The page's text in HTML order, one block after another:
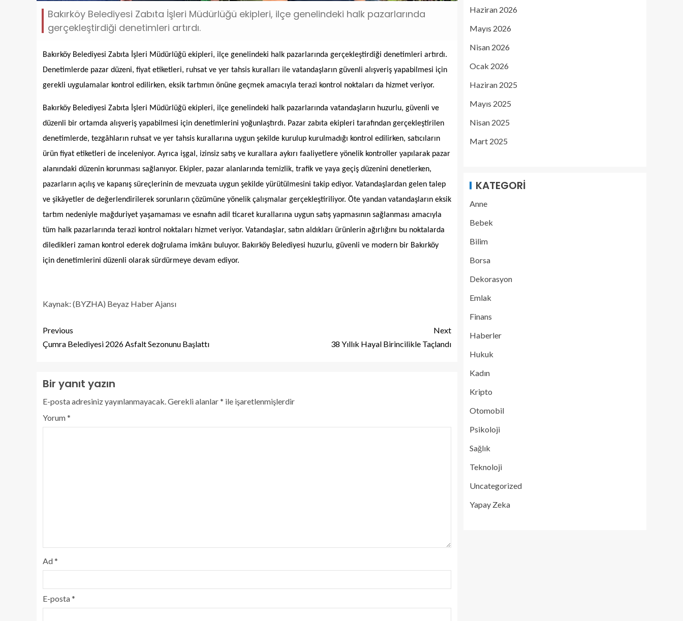
Bakırköy Belediyesi Zabıta İşleri Müdürlüğü ekipleri, ilçe genelindeki halk pazarlarında
gerçekleştirdiği denetimleri artırdı.
Bakırköy Belediyesi Zabıta İşleri Müdürlüğü ekipleri, ilçe genelindeki halk pazarlarında gerçekleştirdiği denetimleri artırdı.
Denetimlerde pazar düzeni, fiyat etiketleri, ruhsat ve yer tahsis kuralları ile vatandaşların güvenli alışveriş yapabilmesi için
gerekli uygulamalar kontrol edilirken, eksik tartımın önüne geçmek amacıyla terazi kontrol noktaları da hizmet veriyor.
Bakırköy Belediyesi Zabıta İşleri Müdürlüğü ekipleri, ilçe genelindeki halk pazarlarında vatandaşların huzurlu, güvenli ve
düzenli bir ortamda alışveriş yapabilmesi için denetimlerini yoğunlaştırdı. Pazar zabıta ekipleri tarafından gerçekleştirilen
denetimlerde, tezgâhların ruhsat ve yer tahsis kurallarına uygun şekilde kurulup kurulmadığı kontrol edilirken, satıcıların
ürün fiyat etiketleri de inceleniyor. Ayrıca işgal, izinsiz satış ve kurallara aykırı faaliyetlere yönelik kontroller yapılarak pazar
alanındaki düzenin korunması sağlanıyor. Ekipler, pazar alanlarında temizlik, trafik ve yaya geçiş düzenini denetlerken,
pazarların açılış ve kapanış süreçlerinin de mevzuata uygun şekilde yürütülmesini takip ediyor. Vatandaşlardan gelen talep
ve şikâyetler de değerlendirilerek sorunların çözümüne yönelik çalışmalar gerçekleştiriliyor. Öte yandan vatandaşların eksik
tartım nedeniyle mağduriyet yaşamaması ve esnafın adil ticaret kurallarına uygun satış yapmasının sağlanması amacıyla
tüm halk pazarlarında terazi kontrol noktaları hizmet veriyor. Vatandaşlar, satın aldıkları ürünlerin ağırlığını bu noktalarda
diledikleri zaman kontrol ederek doğrulama imkânı buluyor. Bakırköy Belediyesi huzurlu, güvenli ve modern bir Bakırköy
için denetimlerini düzenli olarak sürdürmeye devam ediyor.
Kaynak: (BYZHA) Beyaz Haber Ajansı
Previous
Çumra Belediyesi 2026 Asfalt Sezonunu Başlattı
Next
38 Yıllık Hayal Birincilikle Taçlandı
Bir yanıt yazın
E-posta adresiniz yayınlanmayacak.Gerekli alanlar* ile işaretlenmişlerdir
Yorum*
Ad*
E-posta*
Haziran 2026
Mayıs 2026
Nisan 2026
Ocak 2026
Haziran 2025
Mayıs 2025
Nisan 2025
Mart 2025
KATEGORI
Anne
Bebek
Bilim
Borsa
Dekorasyon
Emlak
Finans
Haberler
Hukuk
Kadın
Kripto
Otomobil
Psikoloji
Sağlık
Teknoloji
Uncategorized
Yapay Zeka